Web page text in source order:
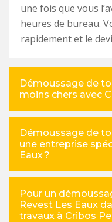
une fois que vous
heures de bureau.
rapidement et le
Démoussage de
moins chers avec
Démoussage de
une entreprise
Eaux ?
Pour un
Revest Les Eaux
travaux à Cribos